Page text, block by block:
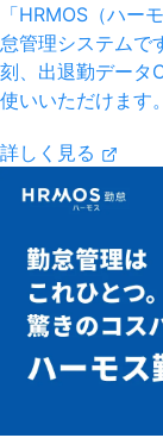
「HRMOS（ハー
怠管理システムで
刻、出退勤データ
使いいただけます。
詳しく見る